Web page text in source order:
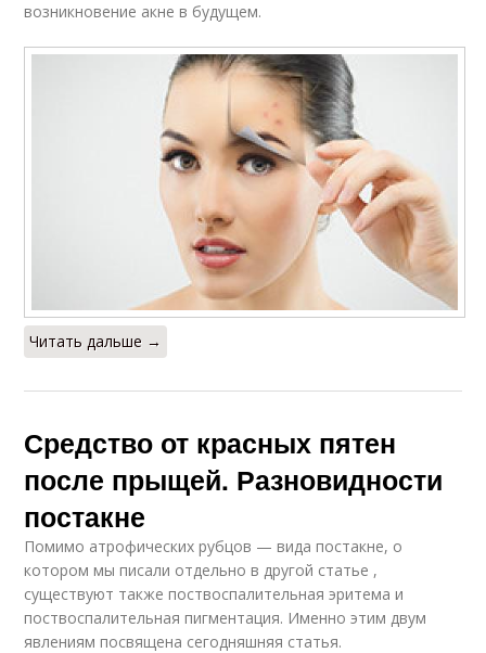
возникновение акне в будущем.
Читать дальше →
Средство от красных пятен
после прыщей. Разновидности
постакне
Помимо атрофических рубцов — вида постакне, о
котором мы писали отдельно в другой статье ,
существуют также поствоспалительная эритема и
поствоспалительная пигментация. Именно этим двум
явлениям посвящена сегодняшняя статья.